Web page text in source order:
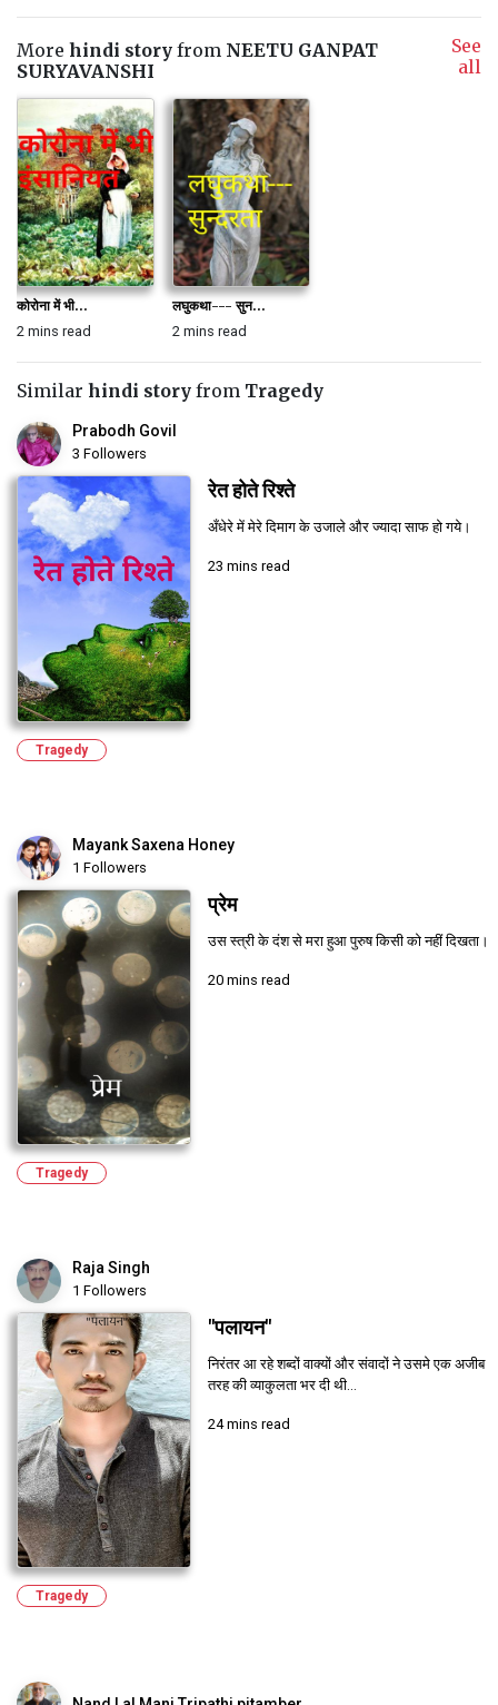
More hindi story from NEETU GANPAT
SURYAVANSHI
See
all
कोरोना में भी...
2 mins read
लघुकथा--- सुन...
2 mins read
Similar hindi story from Tragedy
Prabodh Govil
3 Followers
रेत होते रिश्ते
अँधेरे में मेरे दिमाग के उजाले और ज्यादा साफ हो गये।
23 mins read
Tragedy
Mayank Saxena Honey
1 Followers
प्रेम
उस स्त्री के दंश से मरा हुआ पुरुष किसी को नहीं दिखता।
20 mins read
Tragedy
Raja Singh
1 Followers
"पलायन"
निरंतर आ रहे शब्दों वाक्यों और संवादों ने उसमे एक अजीब
तरह की व्याकुलता भर दी थी...
24 mins read
Tragedy